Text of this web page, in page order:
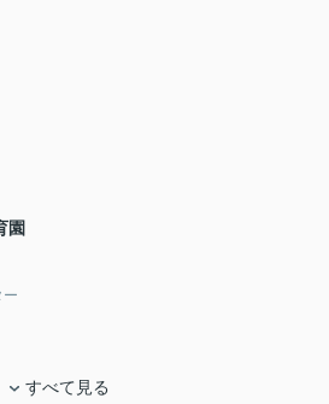
園
ー
すべて見る